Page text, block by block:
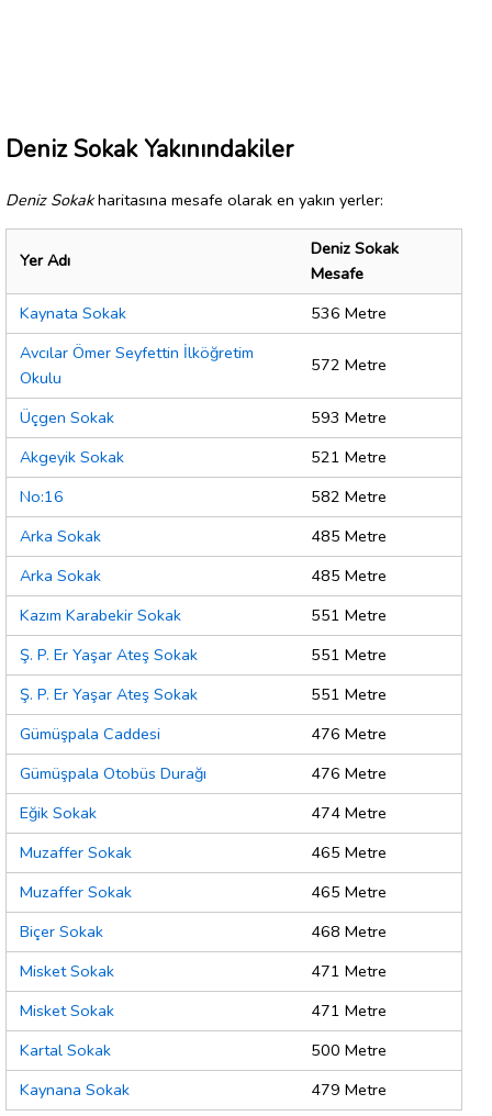
Deniz Sokak Yakınındakiler
Deniz Sokakharitasına mesafe olarak en yakın yerler:
Yer Adı
Deniz Sokak
Mesafe
Kaynata Sokak
536 Metre
Avcılar Ömer Seyfettin İlköğretim
Okulu
572 Metre
Üçgen Sokak
593 Metre
Akgeyik Sokak
521 Metre
No:16
582 Metre
Arka Sokak
485 Metre
Arka Sokak
485 Metre
Kazım Karabekir Sokak
551 Metre
Ş. P. Er Yaşar Ateş Sokak
551 Metre
Ş. P. Er Yaşar Ateş Sokak
551 Metre
Gümüşpala Caddesi
476 Metre
Gümüşpala Otobüs Durağı
476 Metre
Eğik Sokak
474 Metre
Muzaffer Sokak
465 Metre
Muzaffer Sokak
465 Metre
Biçer Sokak
468 Metre
Misket Sokak
471 Metre
Misket Sokak
471 Metre
Kartal Sokak
500 Metre
Kaynana Sokak
479 Metre